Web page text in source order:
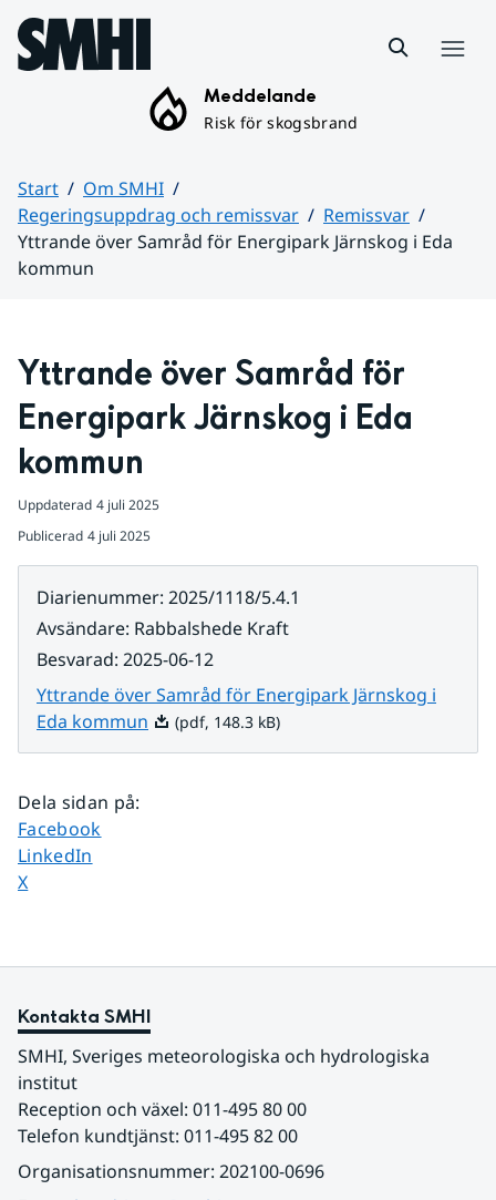
Hoppa till sidans innehåll
Meddelande
Risk för skogsbrand
Start
Om SMHI
Regeringsuppdrag och remissvar
Remissvar
Yttrande över Samråd för Energipark Järnskog i Eda
kommun
Yttrande över Samråd för
Energipark Järnskog i Eda
kommun
Uppdaterad 4 juli 2025
Publicerad 4 juli 2025
Diarienummer: 2025/1118/5.4.1
Avsändare: Rabbalshede Kraft
Besvarad: 2025-06-12
Yttrande över Samråd för Energipark Järnskog i
Eda kommun Pdf, 148.3 kB.
(pdf, 148.3 kB)
Dela sidan på:
Dela sidan på
Facebook
Dela sidan på
LinkedIn
Dela sidan på
X
Kontakta SMHI
SMHI, Sveriges meteorologiska och hydrologiska
institut
Reception och växel: 011-495 80 00
Telefon kundtjänst: 011-495 82 00
Organisationsnummer: 202100-0696